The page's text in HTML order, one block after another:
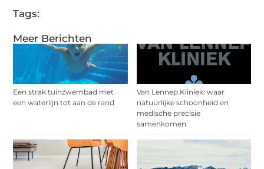
Meer Berichten
Een strak tuinzwembad met
een waterlijn tot aan de rand
Van Lennep Kliniek: waar
natuurlijke schoonheid en
medische precisie
samenkomen
Tags: